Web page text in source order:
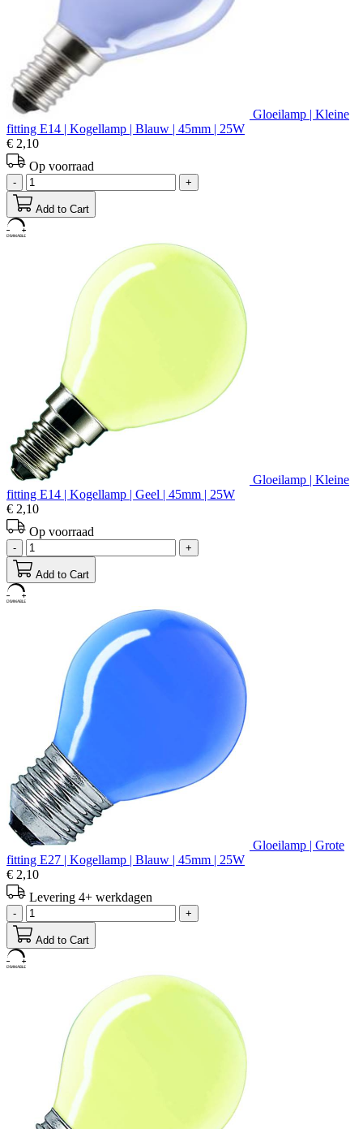
Gloeilamp | Kleine
fitting E14 | Kogellamp | Blauw | 45mm | 25W
€ 2,10
Op voorraad
- +
Add to Cart
Gloeilamp | Kleine
fitting E14 | Kogellamp | Geel | 45mm | 25W
€ 2,10
Op voorraad
- +
Add to Cart
Gloeilamp | Grote
fitting E27 | Kogellamp | Blauw | 45mm | 25W
€ 2,10
Levering 4+ werkdagen
- +
Add to Cart